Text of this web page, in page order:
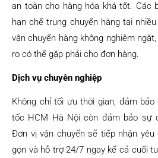
an toàn cho hàng hóa khá tốt. Các
hạn chế trung chuyển hàng tại
vận chuyển hàng không nghiêm
ro có thể gặp phải cho đơn hàng.
Dịch vụ chuyên nghiệp
Không chỉ tối ưu thời gian, đảm
tốc HCM Hà Nội còn đảm bảo sự
Đơn vị vận chuyển sẽ tiếp nhận
gọn và hỗ trợ 24/7 ngay kể cả cuối